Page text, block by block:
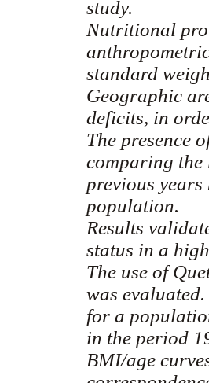
study.
Nutritional
standard
Geographic
deficits, in
The presence
comparing the
previous
population.
Results
status in a
The use of
was
for a
in the period
BMI/age